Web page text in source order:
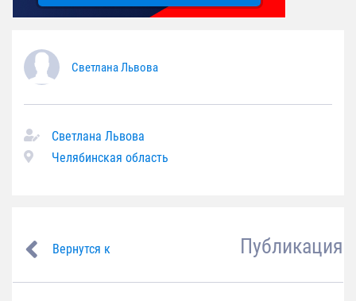
Светлана Львова
Светлана Львова
Челябинская область
Вернутся к Публикация